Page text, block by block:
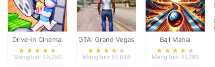
Drive-in Cinema:
Idle Game
Mängitud: 49,250
GTA: Grand Vegas
Crime
Mängitud: 57,648
Ball Mania
Mängitud: 41,286